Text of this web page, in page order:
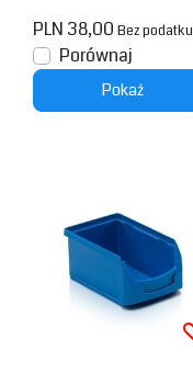
PLN 38,00 Bez podatku
Porównaj
Pokaż